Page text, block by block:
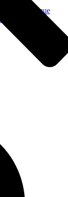
est politique